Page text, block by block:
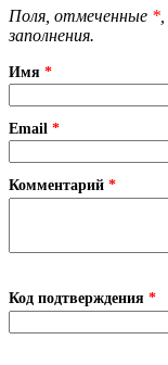
Поля, отмеченные *
заполнения.
Имя *
Email *
Комментарий *
Код подтверждения *